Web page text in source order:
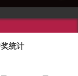
统计